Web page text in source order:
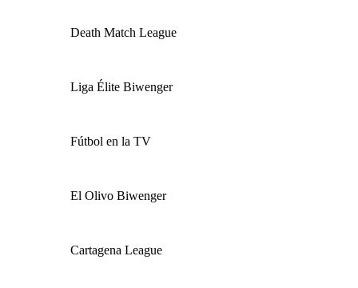
Death Match League
Liga Élite Biwenger
Fútbol en la TV
El Olivo Biwenger
Cartagena League